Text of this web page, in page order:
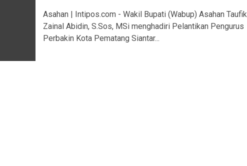
Asahan | Intipos.com - Wakil Bupati (Wabup) Asahan Taufik
Zainal Abidin, S.Sos, MSi menghadiri Pelantikan Pengurus
Perbakin Kota Pematang Siantar...